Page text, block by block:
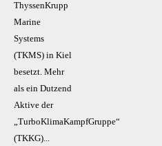
ThyssenKrupp
Marine
Systems
(TKMS) in Kiel
besetzt. Mehr
als ein Dutzend
Aktive der
„TurboKlimaKampfGruppe“
(TKKG)...